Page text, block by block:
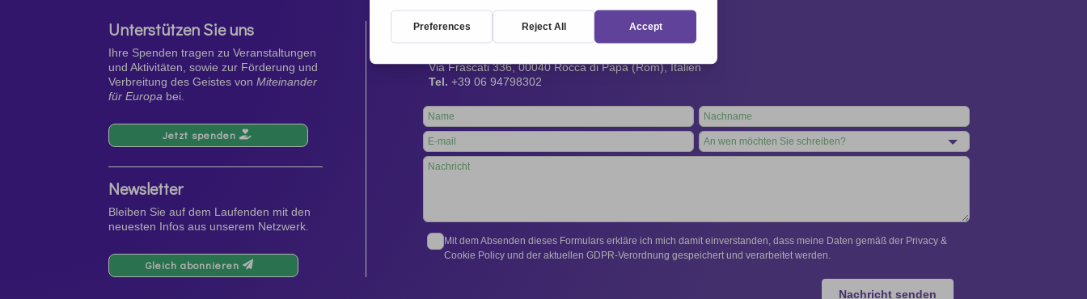
Unterstützen Sie uns
Ihre Spenden tragen zu Veranstaltungen
und Aktivitäten, sowie zur Förderung und
Verbreitung des Geistes vonMiteinander
für Europa bei.
Jetzt spenden
Newsletter
Bleiben Sie auf dem Laufenden mit den
neuesten Infos aus unserem Netzwerk.
Gleich abonnieren
Kontakt
Via Frascati 336, 00040 Rocca di Papa (Rom), Italien
Tel. +39 06 94798302
Leave
this
field
blank
Mit dem Absenden dieses Formulars erkläre ich mich damit einverstanden, dass meine Daten gemäß der Privacy &
Cookie Policy und der aktuellen GDPR-Verordnung gespeichert und verarbeitet werden.
Nachricht senden